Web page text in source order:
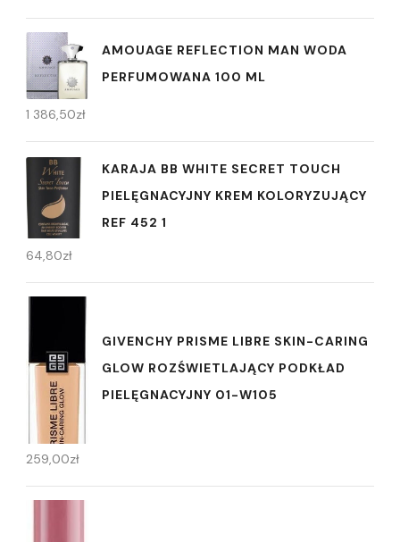
AMOUAGE REFLECTION MAN WODA
PERFUMOWANA 100 ML
1 386,50zł
KARAJA BB WHITE SECRET TOUCH
PIELĘGNACYJNY KREM KOLORYZUJĄCY
REF 452 1
64,80zł
GIVENCHY PRISME LIBRE SKIN-CARING
GLOW ROZŚWIETLAJĄCY PODKŁAD
PIELĘGNACYJNY 01-W105
259,00zł